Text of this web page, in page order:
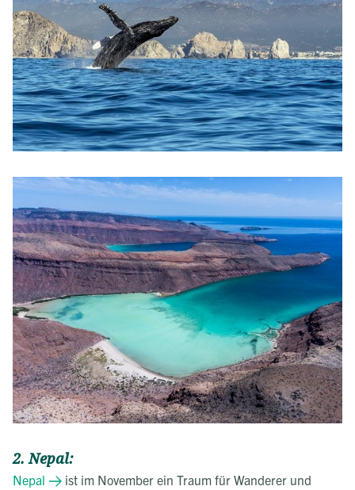
2. Nepal:
Nepal
ist im November ein Traum für Wanderer und